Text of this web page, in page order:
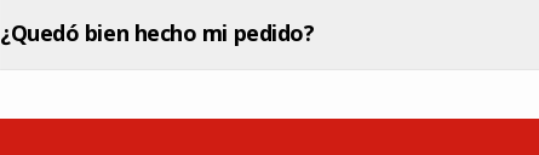
¿Quedó bien hecho mi pedido?